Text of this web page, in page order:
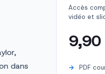
dans
Accès
vidéo et
PDF